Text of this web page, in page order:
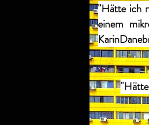
"Hätte ich
einem